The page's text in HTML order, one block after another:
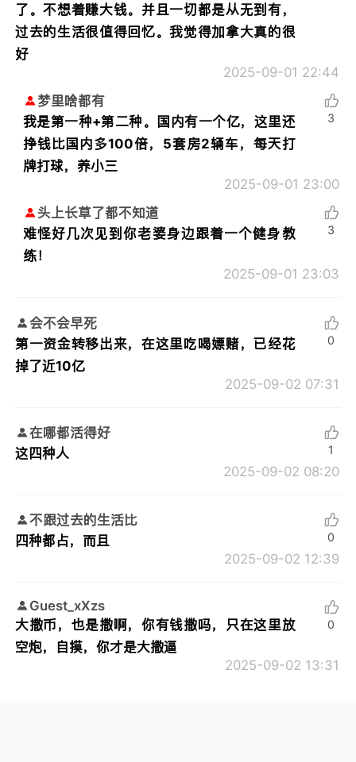
了。不想着赚大钱。并且一切都是从无到有，
过去的生活很值得回忆。我觉得加拿大真的很
好
2025-09-01 22:44
梦里啥都有
我是第一种+第二种。国内有一个亿，这里还
挣钱比国内多100倍，5套房2辆车，每天打
牌打球，养小三
2025-09-01 23:00
3
头上长草了都不知道
难怪好几次见到你老婆身边跟着一个健身教
练！
2025-09-01 23:03
3
会不会早死
第一资金转移出来，在这里吃喝嫖赌，已经花
掉了近10亿
2025-09-02 07:31
0
在哪都活得好
这四种人
2025-09-02 08:20
1
不跟过去的生活比
四种都占，而且
2025-09-02 12:39
0
Guest_xXzs
大撒币，也是撒啊，你有钱撒吗，只在这里放
空炮，自摸，你才是大撒逼
2025-09-02 13:31
0